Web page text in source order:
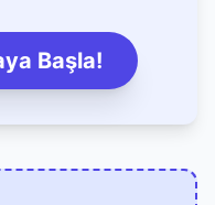
Başla!